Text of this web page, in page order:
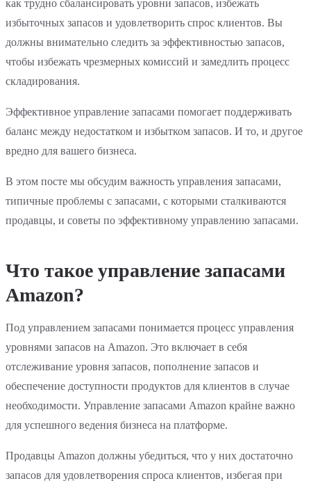
как трудно сбалансировать уровни запасов, избежать
избыточных запасов и удовлетворить спрос клиентов. Вы
должны внимательно следить за эффективностью запасов,
чтобы избежать чрезмерных комиссий и замедлить процесс
складирования.
Эффективное управление запасами помогает поддерживать
баланс между недостатком и избытком запасов. И то, и другое
вредно для вашего бизнеса.
В этом посте мы обсудим важность управления запасами,
типичные проблемы с запасами, с которыми сталкиваются
продавцы, и советы по эффективному управлению запасами.
Что такое управление запасами
Amazon?
Под управлением запасами понимается процесс управления
уровнями запасов на Amazon. Это включает в себя
отслеживание уровня запасов, пополнение запасов и
обеспечение доступности продуктов для клиентов в случае
необходимости. Управление запасами Amazon крайне важно
для успешного ведения бизнеса на платформе.
Продавцы Amazon должны убедиться, что у них достаточно
запасов для удовлетворения спроса клиентов, избегая при